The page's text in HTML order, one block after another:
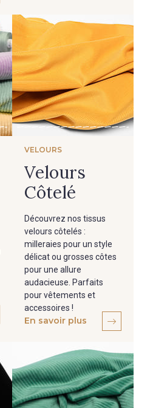
VELOURS
Velours
Côtelé
Découvrez nos tissus
velours côtelés :
milleraies pour un style
délicat ou grosses côtes
pour une allure
audacieuse. Parfaits
pour vêtements et
accessoires !
En savoir plus